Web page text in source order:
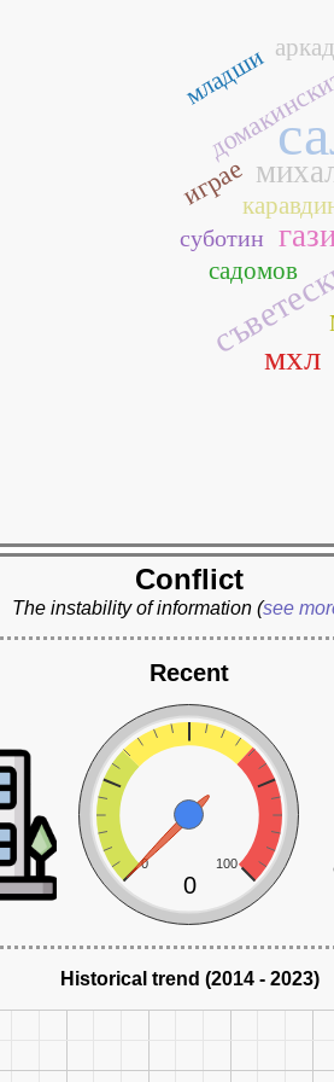
мхл
играе
младши
садомов
суботин
Conflict
The instability of information (see
Recent
0 100
0
Historical trend (2014 - 2023)